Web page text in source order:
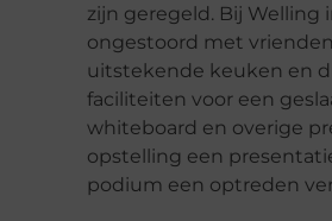
zijn geregeld. Bij
ongestoord met
uitstekende keuken en
faciliteiten voor een
whiteboard en overige
opstelling een
podium een optreden